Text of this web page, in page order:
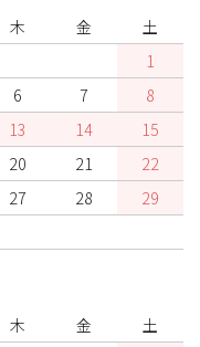
木 金
土
1
6 7
8
13 14
15
20 21
22
27 28
29
木 金
土